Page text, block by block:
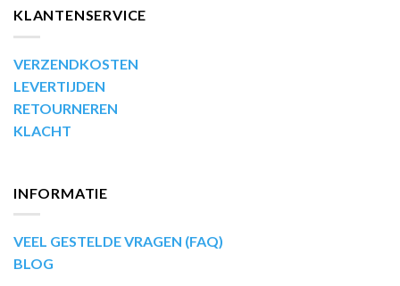
KLANTENSERVICE
VERZENDKOSTEN
LEVERTIJDEN
RETOURNEREN
KLACHT
INFORMATIE
VEEL GESTELDE VRAGEN (FAQ)
BLOG